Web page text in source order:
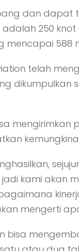
dan dapat
250
mencapai 588
telah
dikumpulkan
mengirimkan
jadi kami akan
mengerti
bisa